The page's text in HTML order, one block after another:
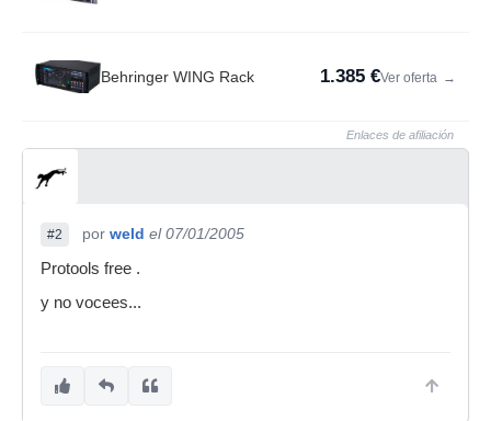
Behringer WING Rack 1.385 €Ver oferta →
Enlaces de afiliación
#2 por weld el 07/01/2005
Protools free .
y no vocees...